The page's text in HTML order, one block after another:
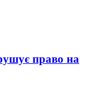
право на